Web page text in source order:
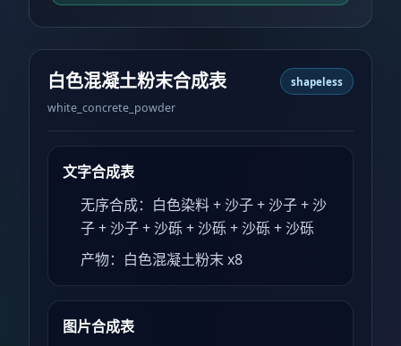
白色混凝土粉末合成表
white_concrete_powder
shapeless
文字合成表
无序合成：白色染料 + 沙子 + 沙子 + 沙
子 + 沙子 + 沙砾 + 沙砾 + 沙砾 + 沙砾
产物：白色混凝土粉末 x8
图片合成表